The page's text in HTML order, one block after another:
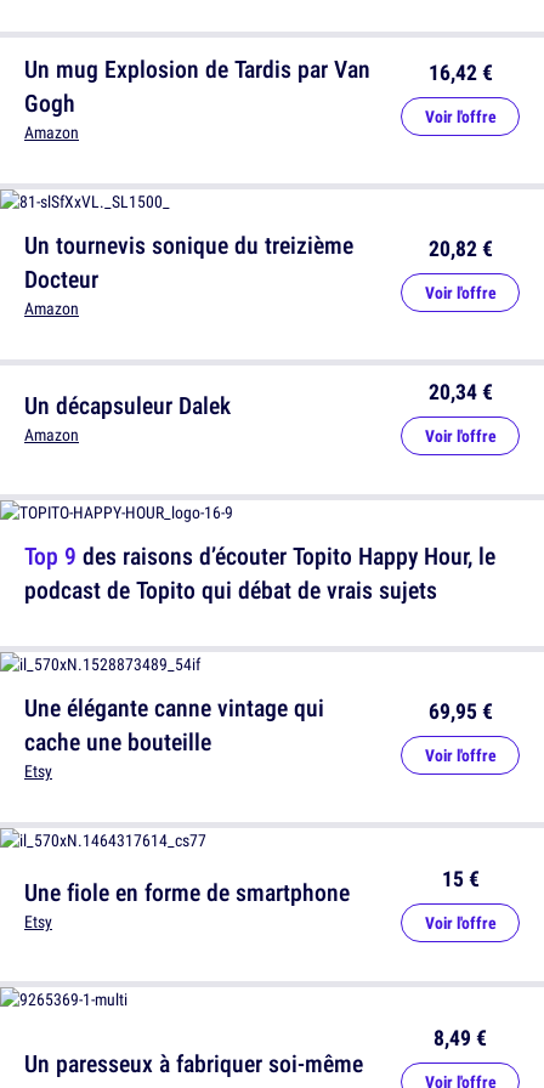
Un tournevis sonique du treizième
Docteur
Amazon
20,82 €
Voir l'offre
Une élégante canne vintage qui
cache une bouteille
Etsy
69,95 €
Voir l'offre
Un paresseux à fabriquer soi-même
8,49 €
Voir l'offre
Un mug Explosion de Tardis par Van
Gogh
Amazon
16,42 €
Voir l'offre
Un décapsuleur Dalek
Amazon
20,34 €
Voir l'offre
Top 9 des raisons d’écouter Topito Happy Hour, le
podcast de Topito qui débat de vrais sujets
Une fiole en forme de smartphone
Etsy
15 €
Voir l'offre